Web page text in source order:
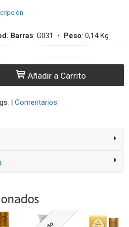
Barras: G031 • Peso: 0,14 Kg
Añadir a Carrito
| Comentarios